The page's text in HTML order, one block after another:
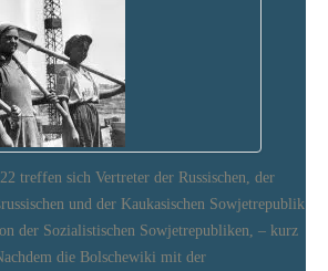
treffen sich Vertreter der Russischen, der
und der Kaukasischen Sowjetrepublik
der Sozialistischen Sowjetrepubliken, – kurz
die Bolschewiki mit der